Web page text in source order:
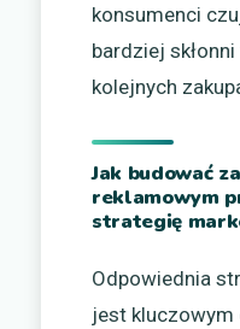
konsumenci
bardziej
kolejnych
Jak budować
reklamowym
strategię
Odpowiednia
jest kluczowym